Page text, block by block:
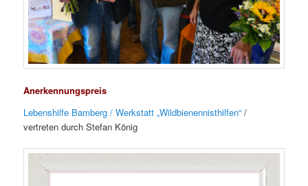
Anerkennungspreis
Lebenshilfe Bamberg / Werkstatt „Wildbienennisthilfen“ /
vertreten durch Stefan König